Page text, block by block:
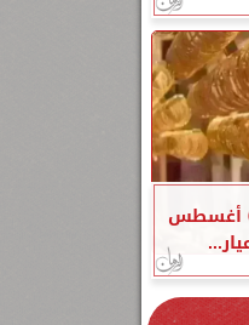
أسعار الذهب اليوم الخميس 6 أغسطس